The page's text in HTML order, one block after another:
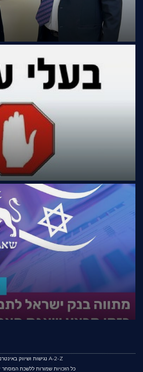
A-2-Z נגישות ושיווק באינטרנט
כל הזכויות שמורות ללשכת המסחר